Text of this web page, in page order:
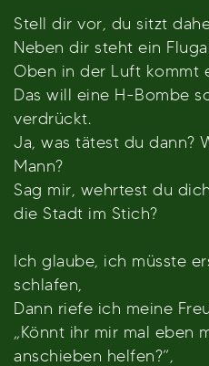
Stell dir vor, du sitzt
Neben dir steht ein
Oben in der Luft kommt
Das will eine H-Bombe
verdrückt.
Ja, was tätest du dann?
Mann?
Sag mir, wehrtest du
die Stadt im Stich?
Ich glaube, ich müsste
schlafen,
Dann riefe ich meine
„Könnt ihr mir mal eben
anschieben helfen?“,